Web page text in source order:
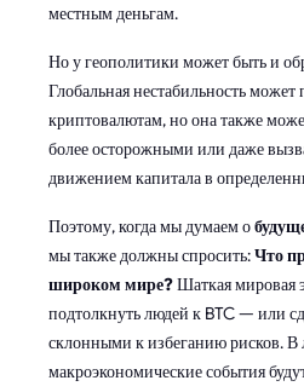
местным деньгам.
Но у геополитики может быть и
Глобальная нестабильность может
криптовалютам, но она также
более осторожными или даже
движением капитала в
Поэтому, когда мы думаем о
мы также должны спросить:Что
широком мире?Шаткая мировая
подтолкнуть людей к BTC — или
склонными к избеганию рисков. В
макроэкономические события